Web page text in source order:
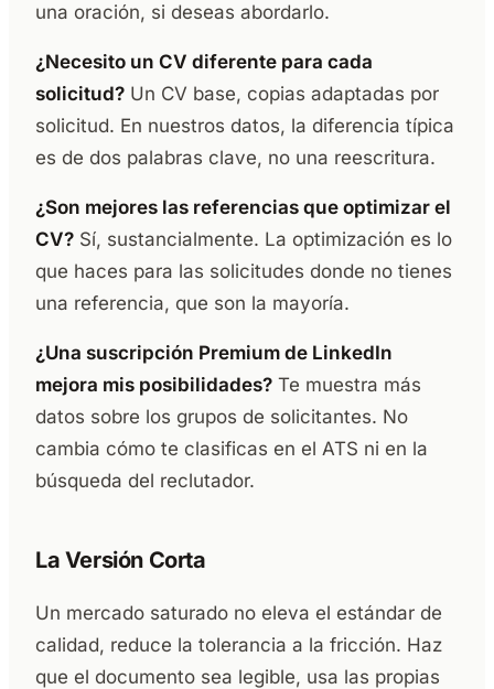
una oración, si deseas abordarlo.
¿Necesito un CV diferente para cada
solicitud? Un CV base, copias adaptadas por
solicitud. En nuestros datos, la diferencia típica
es de dos palabras clave, no una reescritura.
¿Son mejores las referencias que optimizar el
CV? Sí, sustancialmente. La optimización es lo
que haces para las solicitudes donde no tienes
una referencia, que son la mayoría.
¿Una suscripción Premium de LinkedIn
mejora mis posibilidades? Te muestra más
datos sobre los grupos de solicitantes. No
cambia cómo te clasificas en el ATS ni en la
búsqueda del reclutador.
La Versión Corta
Un mercado saturado no eleva el estándar de
calidad, reduce la tolerancia a la fricción. Haz
que el documento sea legible, usa las propias